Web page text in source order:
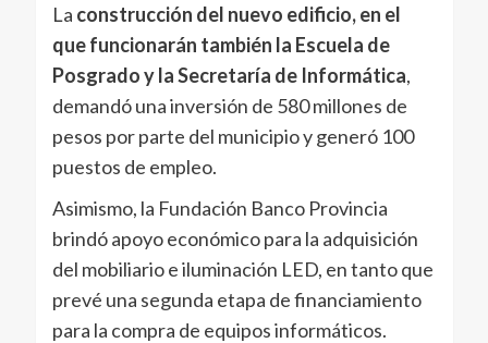
La construcción del nuevo edificio, en el
que funcionarán también la Escuela de
Posgrado y la Secretaría de Informática,
demandó una inversión de 580 millones de
pesos por parte del municipio y generó 100
puestos de empleo.
Asimismo, la Fundación Banco Provincia
brindó apoyo económico para la adquisición
del mobiliario e iluminación LED, en tanto que
prevé una segunda etapa de financiamiento
para la compra de equipos informáticos.